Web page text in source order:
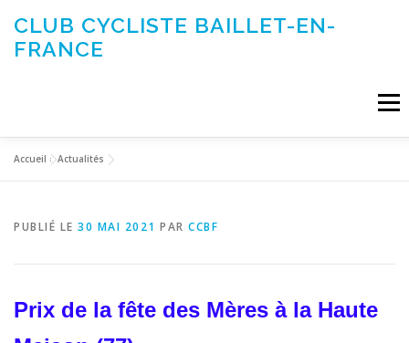
contenu
CLUB CYCLISTE BAILLET-EN-
FRANCE
Menu
Accueil »Actualités
PUBLIÉ LE 30 MAI 2021 PAR CCBF
Prix de la fête des Mères à la Haute